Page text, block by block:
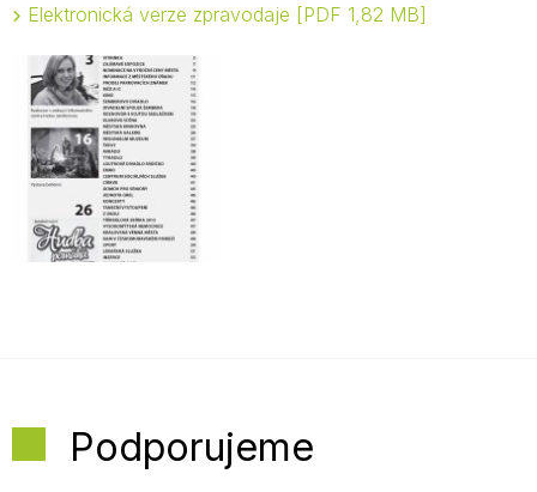
Elektronická verze zpravodaje PDF 1,82 MB
Podporujeme